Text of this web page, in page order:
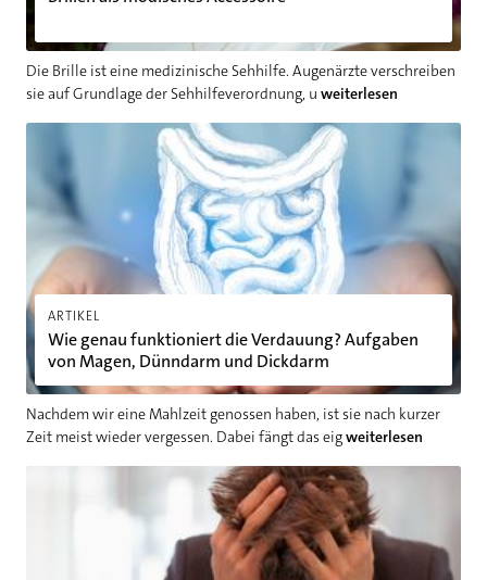
Die Brille ist eine medizinische Sehhilfe. Augenärzte verschreiben
sie auf Grundlage der Sehhilfeverordnung, u weiterlesen
ARTIKEL
Wie genau funktioniert die Verdauung? Aufgaben
von Magen, Dünndarm und Dickdarm
Nachdem wir eine Mahlzeit genossen haben, ist sie nach kurzer
Zeit meist wieder vergessen. Dabei fängt das eigweiterlesen
Wie genau funktioniert die Verdauung? Aufgaben von
Ständig Angst, aufzufliegen: Was sich hinter dem Impostor-